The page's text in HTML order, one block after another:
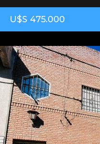
U$S 475.000